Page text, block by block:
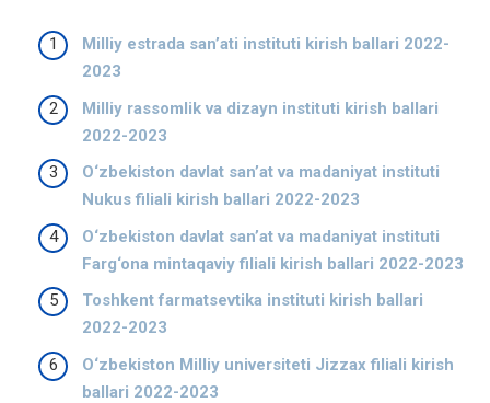
Milliy estrada san’ati instituti kirish ballari 2022-
2023
Milliy rassomlik va dizayn instituti kirish ballari
2022-2023
O‘zbekiston davlat sanʼat va madaniyat instituti
Nukus filiali kirish ballari 2022-2023
O‘zbekiston davlat sanʼat va madaniyat instituti
Farg‘ona mintaqaviy filiali kirish ballari 2022-2023
Toshkent farmatsevtika instituti kirish ballari
2022-2023
O‘zbekiston Milliy universiteti Jizzax filiali kirish
ballari 2022-2023